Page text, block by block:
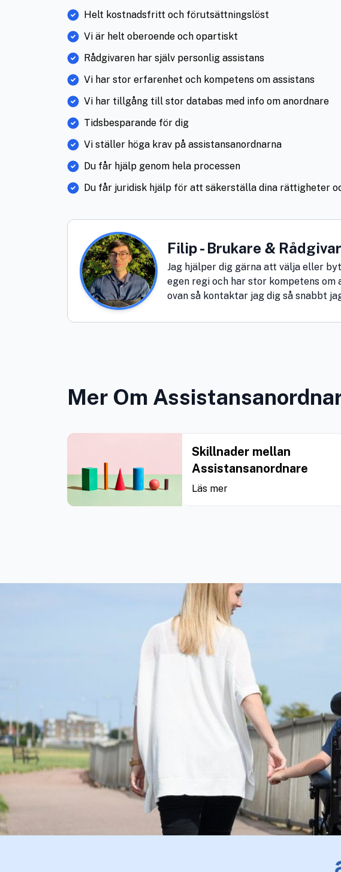
Helt kostnadsfritt och förutsättningslöst
Vi är helt oberoende och opartiskt
Rådgivaren har själv personlig assistans
Vi har stor erfarenhet och kompetens om assistans
Vi har tillgång till stor databas med info om anordnare
Tidsbesparande för dig
Vi ställer höga krav på assistansanordnarna
Du får hjälp genom hela processen
Du får juridisk hjälp för att säkerställa dina rättigheter
Filip - Brukare &
Jag hjälper dig gärna att välja eller
egen regi och har stor kompetens
ovan så kontaktar jag dig så snabbt
Mer Om
Skillnader mellan
Assistansanordnare
Läs mer